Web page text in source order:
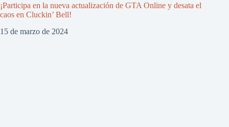
¡Participa en la nueva actualización de GTA Online y desata el
caos en Cluckin’ Bell!
15 de marzo de 2024